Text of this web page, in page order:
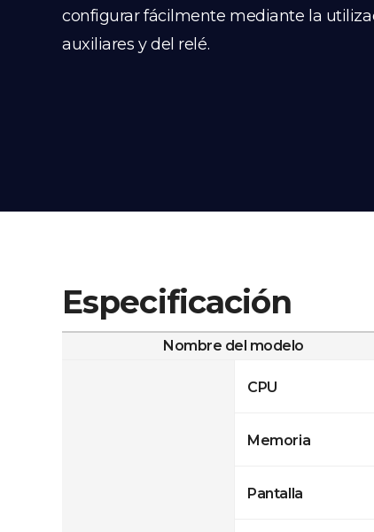
configurar fácilmente mediante la
auxiliares y del relé.
Especificación
Nombre del modelo
CPU
Memoria
Pantalla